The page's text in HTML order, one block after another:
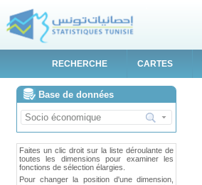
RECHERCHE CARTES
Base de données
Faites un clic droit sur la liste déroulante de
toutes les dimensions pour examiner les
fonctions de sélection élargies.
Pour changer la position d'une dimension,